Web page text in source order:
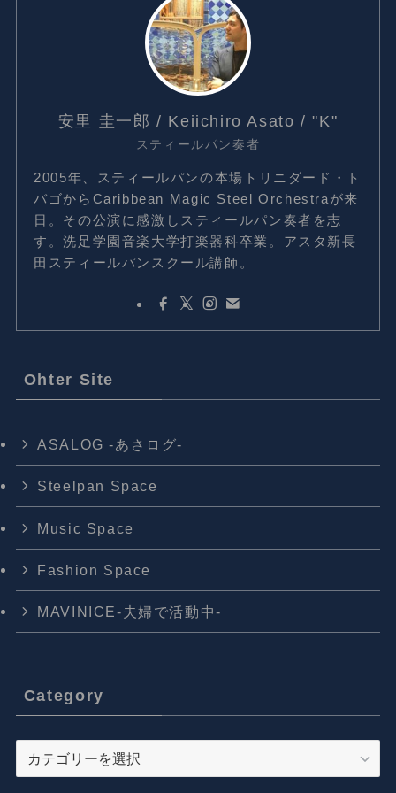
安里 圭一郎 / Keiichiro Asato / "K"
スティールパン奏者
2005年、スティールパンの本場トリニダード・ト
バゴからCaribbean Magic Steel Orchestraが来
日。その公演に感激しスティールパン奏者を志
す。洗足学園音楽大学打楽器科卒業。アスタ新長
田スティールパンスクール講師。
Ohter Site
ASALOG -あさログ-
Steelpan Space
Music Space
Fashion Space
MAVINICE-夫婦で活動中-
Category
Category